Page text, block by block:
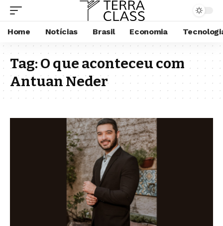
Home Notícias Brasil Economia
Tag:O que aconteceu com
Antuan Neder